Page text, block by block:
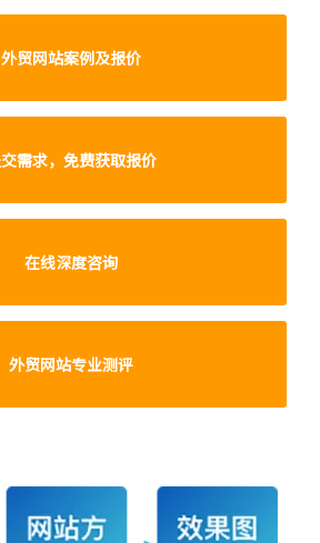
外贸网站案例及报价
需求，免费获取报价
在线深度咨询
外贸网站专业测评